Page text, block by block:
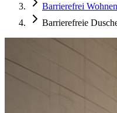
Barrierefrei Wohnen
Barrierefreie